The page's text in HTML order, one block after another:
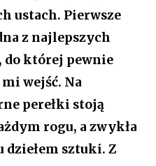
ustach. Pierwsze
z najlepszych
do której pewnie
wejść. Na
perełki stoją
rogu, a zwykła
sztuki. Z